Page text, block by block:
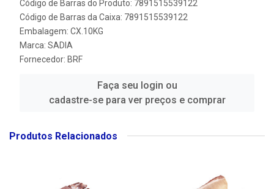
Código de Barras do Produto: 7891515539122
Código de Barras da Caixa: 7891515539122
Embalagem: CX.10KG
Marca: SADIA
Fornecedor: BRF
Faça seu login ou
cadastre-se para ver preços e comprar
Produtos Relacionados